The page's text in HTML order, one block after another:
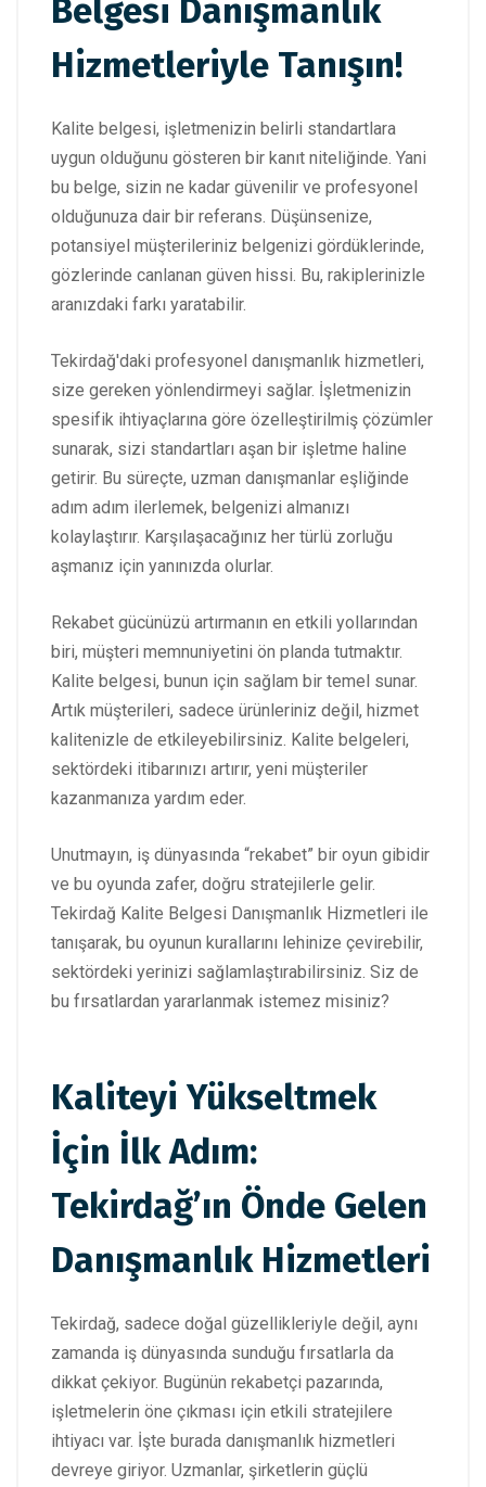
Belgesi Danışmanlık
Hizmetleriyle Tanışın!
Kalite belgesi, işletmenizin belirli standartlara
uygun olduğunu gösteren bir kanıt niteliğinde. Yani
bu belge, sizin ne kadar güvenilir ve profesyonel
olduğunuza dair bir referans. Düşünsenize,
potansiyel müşterileriniz belgenizi gördüklerinde,
gözlerinde canlanan güven hissi. Bu, rakiplerinizle
aranızdaki farkı yaratabilir.
Tekirdağ'daki profesyonel danışmanlık hizmetleri,
size gereken yönlendirmeyi sağlar. İşletmenizin
spesifik ihtiyaçlarına göre özelleştirilmiş çözümler
sunarak, sizi standartları aşan bir işletme haline
getirir. Bu süreçte, uzman danışmanlar eşliğinde
adım adım ilerlemek, belgenizi almanızı
kolaylaştırır. Karşılaşacağınız her türlü zorluğu
aşmanız için yanınızda olurlar.
Rekabet gücünüzü artırmanın en etkili yollarından
biri, müşteri memnuniyetini ön planda tutmaktır.
Kalite belgesi, bunun için sağlam bir temel sunar.
Artık müşterileri, sadece ürünleriniz değil, hizmet
kalitenizle de etkileyebilirsiniz. Kalite belgeleri,
sektördeki itibarınızı artırır, yeni müşteriler
kazanmanıza yardım eder.
Unutmayın, iş dünyasında “rekabet” bir oyun gibidir
ve bu oyunda zafer, doğru stratejilerle gelir.
Tekirdağ Kalite Belgesi Danışmanlık Hizmetleri ile
tanışarak, bu oyunun kurallarını lehinize çevirebilir,
sektördeki yerinizi sağlamlaştırabilirsiniz. Siz de
bu fırsatlardan yararlanmak istemez misiniz?
Kaliteyi Yükseltmek
İçin İlk Adım:
Tekirdağ’ın Önde Gelen
Danışmanlık Hizmetleri
Tekirdağ, sadece doğal güzellikleriyle değil, aynı
zamanda iş dünyasında sunduğu fırsatlarla da
dikkat çekiyor. Bugünün rekabetçi pazarında,
işletmelerin öne çıkması için etkili stratejilere
ihtiyacı var. İşte burada danışmanlık hizmetleri
devreye giriyor. Uzmanlar, şirketlerin güçlü